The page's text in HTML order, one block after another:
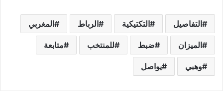
التفاصيل التكتيكية الرباط المغربي
الميزان ضبط للمنتخب متابعة
وهبي يواصل